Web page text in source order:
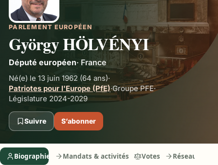
PARLEMENT EUROPÉEN
György HÖLVÉNYI
Député européen· France
Né(e) le 13 juin 1962 (64 ans)·
Patriotes pour l'Europe (PfE)·GroupePFE·
Législature 2024-2029
Suivre S’abonner
Biographie Mandats & activités Votes Réseaux